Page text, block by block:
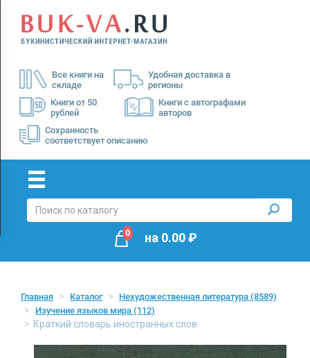
Все книги на
складе
Удобная доставка в
регионы
Книги от 50
рублей
Книги с автографами
авторов
Сохранность
соответствует описанию
Menu
Доставка
Оплата
0 на 0.00₽
Главная Каталог Нехудожественная литература (8589)
Изучение языков мира (112)
Краткий словарь иностранных слов